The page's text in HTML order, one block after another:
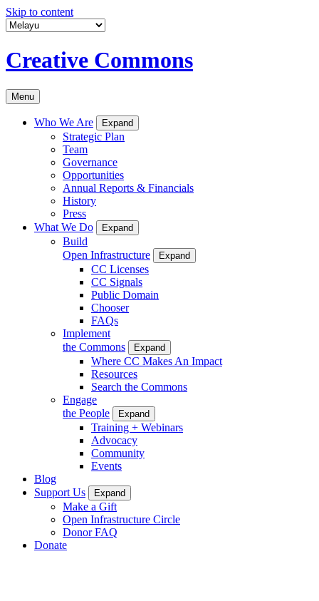
Skip to content
Creative Commons
Menu
Who We Are Expand
Strategic Plan
Team
Governance
Opportunities
Annual Reports & Financials
History
Press
What We Do
Expand
Build
Open Infrastructure
Expand
CC Licenses
CC Signals
Public Domain
Chooser
FAQs
Implement
the Commons
Expand
Where CC Makes An Impact
Resources
Search the Commons
Engage
the People
Expand
Training + Webinars
Advocacy
Community
Events
Blog
Support Us
Expand
Make a Gift
Open Infrastructure Circle
Donor FAQ
Donate